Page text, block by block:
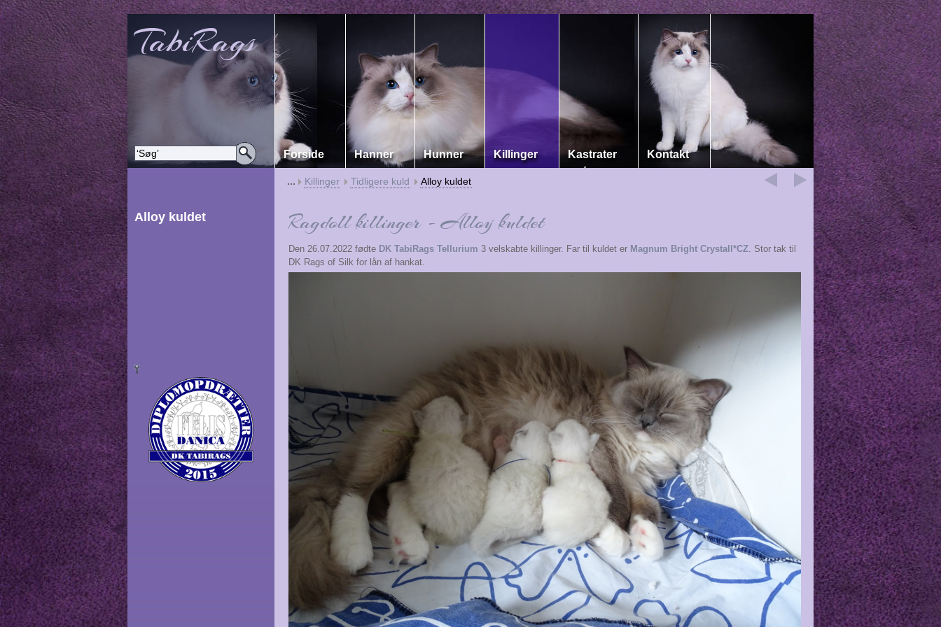
TabiRags
Forside Hanner Hunner Killinger Kastrater Kontakt
Alloy kuldet
... Killinger Tidligere kuld Alloy kuldet
Ragdoll killinger - Alloy kuldet
Den 26.07.2022 fødte DK TabiRags Tellurium 3 velskabte killinger. Far til kuldet er Magnum Bright Crystall*CZ. Stor tak til
DK Rags of Silk for lån af hankat.